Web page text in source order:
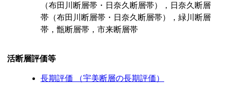
（布田川断層帯・日奈久断層帯），日奈久断層
帯（布田川断層帯・日奈久断層帯），緑川断層
帯，甑断層帯，市来断層帯
断層評価等
長期評価 （宇美断層の長期評価）